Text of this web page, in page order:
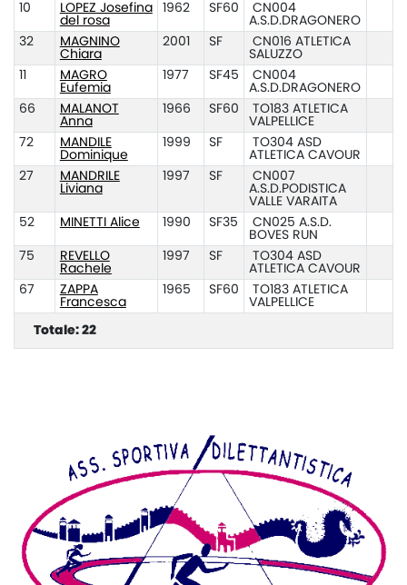
10
LOPEZ Josefina
del rosa
1962 SF60
CN004
A.S.D.DRAGONERO
32
MAGNINO
Chiara
2001 SF
CN016 ATLETICA
SALUZZO
MAGRO
Eufemia
1977 SF45
CN004
A.S.D.DRAGONERO
66
MALANOT
Anna
1966 SF60
TO183 ATLETICA
VALPELLICE
72
MANDILE
Dominique
1999 SF
TO304 ASD
ATLETICA CAVOUR
27
MANDRILE
Liviana
1997 SF
CN007
A.S.D.PODISTICA
VALLE VARAITA
52
MINETTI Alice 1990 SF35
CN025 A.S.D.
BOVES RUN
75
REVELLO
Rachele
1997 SF
TO304 ASD
ATLETICA CAVOUR
67
ZAPPA
Francesca
1965 SF60
TO183 ATLETICA
VALPELLICE
Totale: 22